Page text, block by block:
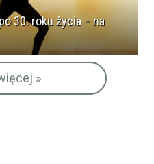
30. roku życia – na
»